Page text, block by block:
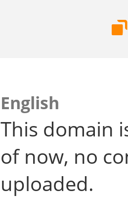
English
This domain
of now, no
uploaded.